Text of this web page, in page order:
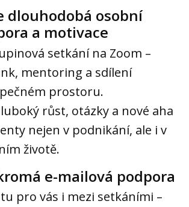
dlouhodobá osobní
a motivace
setkání na Zoom –
mentoring a sdílení
prostoru.
růst, otázky a nové aha
nejen v podnikání, ale i v
životě.
e-mailová podpora
tu pro vás i mezi setkáními –